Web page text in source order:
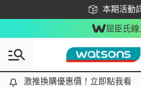
本期活動
下載app最
屈臣氏
激推換購優惠價！立即點我看
激推換購優惠價！立即點我看